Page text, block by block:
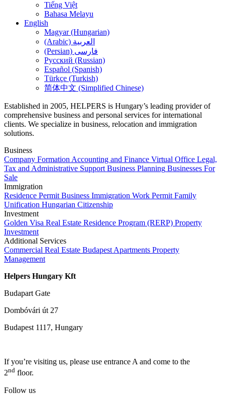
Tiếng Việt
Bahasa Melayu
English
Magyar (Hungarian)
(Arabic) العربية
(Persian) فارسی
Русский (Russian)
Español (Spanish)
Türkçe (Turkish)
简体中文 (Simplified Chinese)
Established in 2005, HELPERS is Hungary’s leading provider of
comprehensive business and personal services for international
clients. We specialize in business, relocation and immigration
solutions.
Business
Company Formation Accounting and Finance Virtual Office Legal,
Tax and Administrative Support Business Planning Businesses For
Sale
Immigration
Residence Permit Business Immigration Work Permit Family
Unification Hungarian Citizenship
Investment
Golden Visa Real Estate Residence Program (RERP) Property
Investment
Additional Services
Commercial Real Estate Budapest Apartments Property
Management
Helpers Hungary Kft
Budapart Gate
Dombóvári út 27
Budapest 1117, Hungary
If you’re visiting us, please use entrance A and come to the
2nd floor.
Follow us